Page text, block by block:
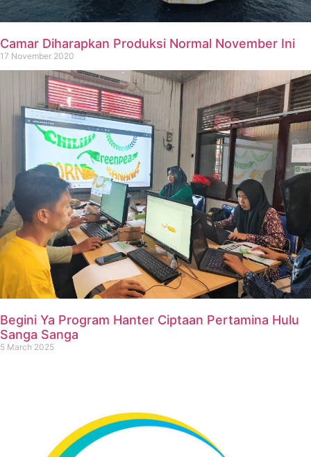
Camar Diharapkan Produksi Normal November Ini
17 November 2020
Begini Ya Program Hanter Ciptaan Pertamina Hulu
Sanga Sanga
5 March 2025